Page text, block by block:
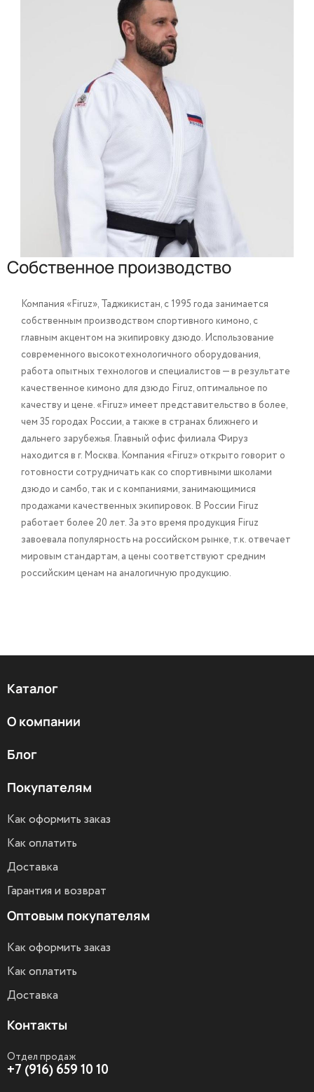
Собственное производство
Компания «Firuz», Таджикистан, с 1995 года занимается
собственным производством спортивного кимоно, с
главным акцентом на экипировку дзюдо. Использование
современного высокотехнологичного оборудования,
работа опытных технологов и специалистов — в результате
качественное кимоно для дзюдо Firuz, оптимальное по
качеству и цене. «Firuz» имеет представительство в более,
чем 35 городах России, а также в странах ближнего и
дальнего зарубежья. Главный офис филиала Фируз
находится в г. Москва. Компания «Firuz» открыто говорит о
готовности сотрудничать как со спортивными школами
дзюдо и самбо, так и с компаниями, занимающимися
продажами качественных экипировок. В России Firuz
работает более 20 лет. За это время продукция Firuz
завоевала популярность на российском рынке, т.к. отвечает
мировым стандартам, а цены соответствуют средним
российским ценам на аналогичную продукцию.
Каталог
О компании
Блог
Покупателям
Как оформить заказ
Как оплатить
Доставка
Гарантия и возврат
Оптовым покупателям
Как оформить заказ
Как оплатить
Доставка
Контакты
Отдел продаж
+7 (916) 659 10 10